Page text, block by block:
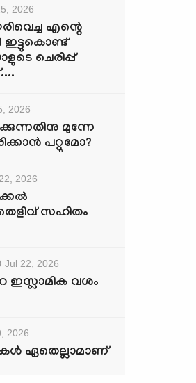
2026
എന്റെ
ഇട്ടുകൊണ്ട്
ചെരിപ്പ്
2026
മുന്നേ
പറ്റുമോ?
2026
സഹിതം
Jul 22, 2026
ഇസ്ലാമിക വശം
2026
ഏതെല്ലാമാണ്